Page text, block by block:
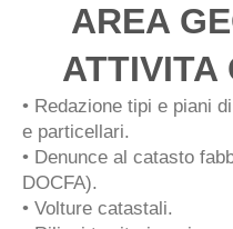
AREA
ATTIVITA
• Redazione tipi e piani
e particellari.
• Denunce al catasto
DOCFA).
• Volture catastali.